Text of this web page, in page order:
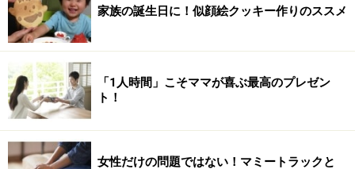
家族の誕生日に！似顔絵クッキー作りのススメ
「1人時間」こそママが喜ぶ最高のプレゼン
ト！
女性だけの問題ではない！マミートラックと